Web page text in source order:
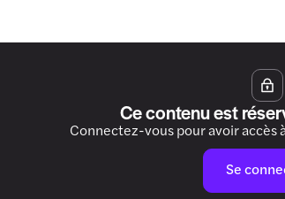
Ce contenu est
Connectez-vous pour avoir accès
Se